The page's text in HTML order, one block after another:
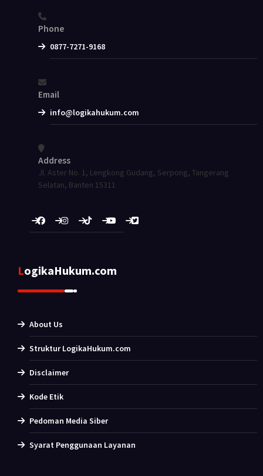
Phone
0877-7271-9168
Email
info@logikahukum.com
Address
Jl. Aster No. 1, Lengkong Gudang, Serpong, Tangerang
Selatan, Banten 15311
LogikaHukum.com
About Us
Struktur LogikaHukum.com
Disclaimer
Kode Etik
Pedoman Media Siber
Syarat Penggunaan Layanan